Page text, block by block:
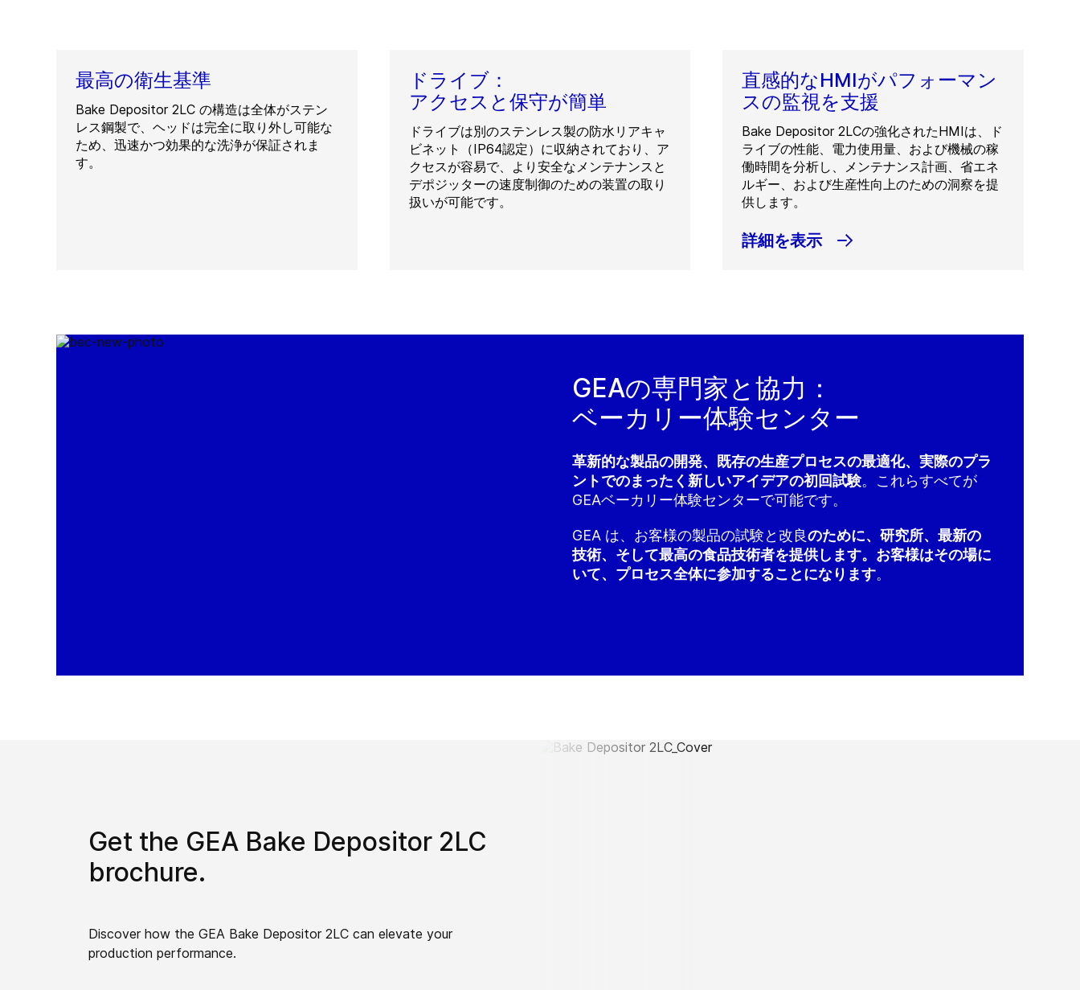
最高の衛生基準
Bake Depositor 2LC の構造は全体がステン
レス鋼製で、ヘッドは完全に取り外し可能な
ため、迅速かつ効果的な洗浄が保証されま
す。
ドライブ：
アクセスと保守が簡単
ドライブは別のステンレス製の防水リアキャ
ビネット（IP64認定）に収納されており、ア
クセスが容易で、より安全なメンテナンスと
デポジッターの速度制御のための装置の取り
扱いが可能です。
直感的なHMIがパフォーマン
スの監視を支援
Bake Depositor 2LCの強化されたHMIは、ド
ライブの性能、電力使用量、および機械の稼
働時間を分析し、メンテナンス計画、省エネ
ルギー、および生産性向上のための洞察を提
供します。
詳細を表示
GEAの専門家と協力：
ベーカリー体験センター
革新的な製品の開発、既存の生産プロセスの最適化、実際のプラ
ントでのまったく新しいアイデアの初回試験。これらすべてが
GEAベーカリー体験センターで可能です。
GEA は、お客様の製品の試験と改良のために、研究所、最新の
技術、そして最高の食品技術者を提供します。お客様はその場に
いて、プロセス全体に参加することになります。
Get the GEA Bake Depositor 2LC
brochure.
Discover how the GEA Bake Depositor 2LC can elevate your
production performance.